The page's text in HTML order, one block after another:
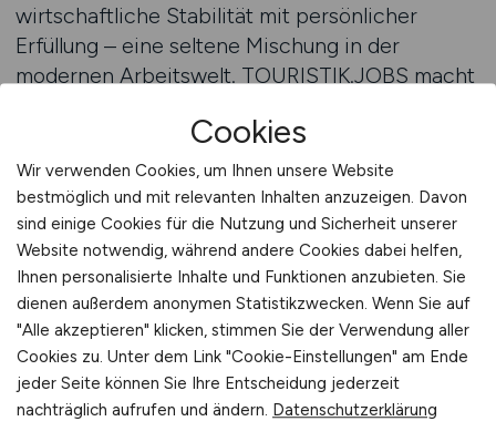
wirtschaftliche Stabilität mit persönlicher
Erfüllung – eine seltene Mischung in der
modernen Arbeitswelt. TOURISTIK.JOBS macht
Zugang zu Arbeitgebern mit Zukunftsvision.
Stellenanzeigen auf TOURISTIK.JOBS finden
TOURISTIK.JOBS – Karriereportal
für Zukunftsdenker
TOURISTIK.JOBS ist das führende Karriereportal
für Fachkräfte, die ihre Zukunft im Tourismus
aktiv gestalten wollen. Es verbindet
Arbeitnehmer mit Arbeitgebern, die Innovation,
Cookies
Wir verwenden Cookies, um Ihnen unsere Website
bestmöglich und mit relevanten Inhalten anzuzeigen. Davon
sind einige Cookies für die Nutzung und Sicherheit unserer
Website notwendig, während andere Cookies dabei helfen,
Ihnen personalisierte Inhalte und Funktionen anzubieten. Sie
dienen außerdem anonymen Statistikzwecken. Wenn Sie auf
"Alle akzeptieren" klicken, stimmen Sie der Verwendung aller
Cookies zu. Unter dem Link "Cookie-Einstellungen" am Ende
jeder Seite können Sie Ihre Entscheidung jederzeit
nachträglich aufrufen und ändern. Datenschutzerklärung